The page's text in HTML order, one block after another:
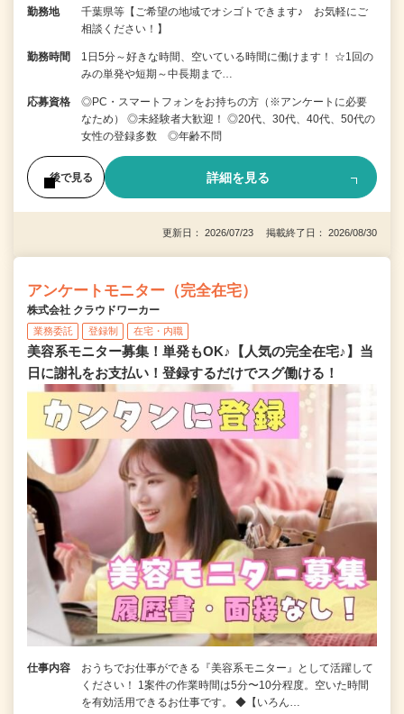
勤務地
千葉県等【ご希望の地域でオシゴトできます♪ お気軽にご
相談ください！】
勤務時間
1日5分～好きな時間、空いている時間に働けます！ ☆1回の
みの単発や短期～中長期まで…
応募資格
◎PC・スマートフォンをお持ちの方（※アンケートに必要
なため） ◎未経験者大歓迎！ ◎20代、30代、40代、50代の
女性の登録多数 ◎年齢不問
後で見る 詳細を見る
更新日： 2026/07/23 掲載終了日： 2026/08/30
アンケートモニター（完全在宅）
株式会社 クラウドワーカー
業務委託 登録制 在宅・内職
美容系モニター募集！単発もOK♪【人気の完全在宅♪】当
日に謝礼をお支払い！登録するだけでスグ働ける！
仕事内容
おうちでお仕事ができる『美容系モニター』として活躍して
ください！ 1案件の作業時間は5分〜10分程度。空いた時間
を有効活用できるお仕事です。 ◆【いろん…